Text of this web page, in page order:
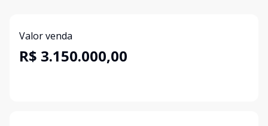
Valor venda
R$ 3.150.000,00